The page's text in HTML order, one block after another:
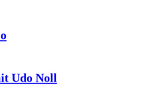
Udo Noll